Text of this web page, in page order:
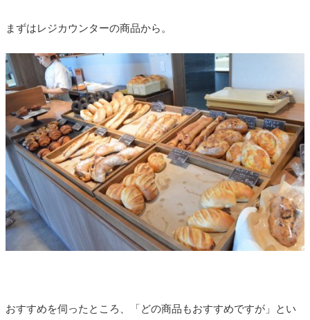
まずはレジカウンターの商品から。
おすすめを伺ったところ、「どの商品もおすすめですが」とい